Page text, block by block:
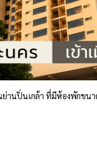
านปิ่นเกล้า ที่มีห้องพักข